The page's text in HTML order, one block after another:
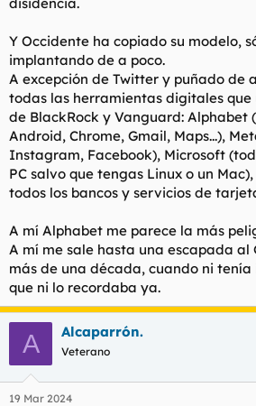
Y Occidente ha copiado su modelo,
implantando de a poco.
A excepción de Twitter y puñado de
todas las herramientas digitales que
de BlackRock y Vanguard: Alphabet
Android, Chrome, Gmail, Maps...),
Instagram, Facebook), Microsoft
PC salvo que tengas Linux o un
todos los bancos y servicios de
A mí Alphabet me parece la más
A mí me sale hasta una escapada al
más de una década, cuando ni
que ni lo recordaba ya.
A Alcaparrón.
Veterano
19 Mar 2024